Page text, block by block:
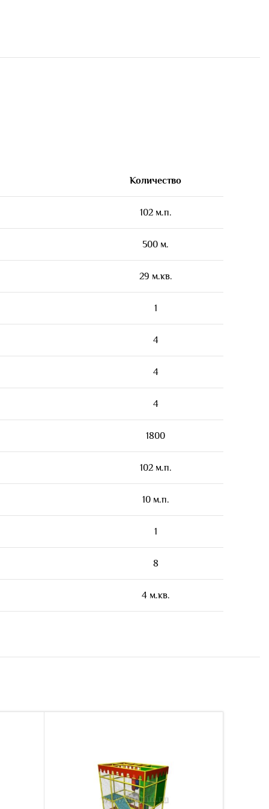
Количество
102 м.п.
500 м.
29 м.кв.
1
4
4
4
1800
102 м.п.
10 м.п.
1
8
4 м.кв.